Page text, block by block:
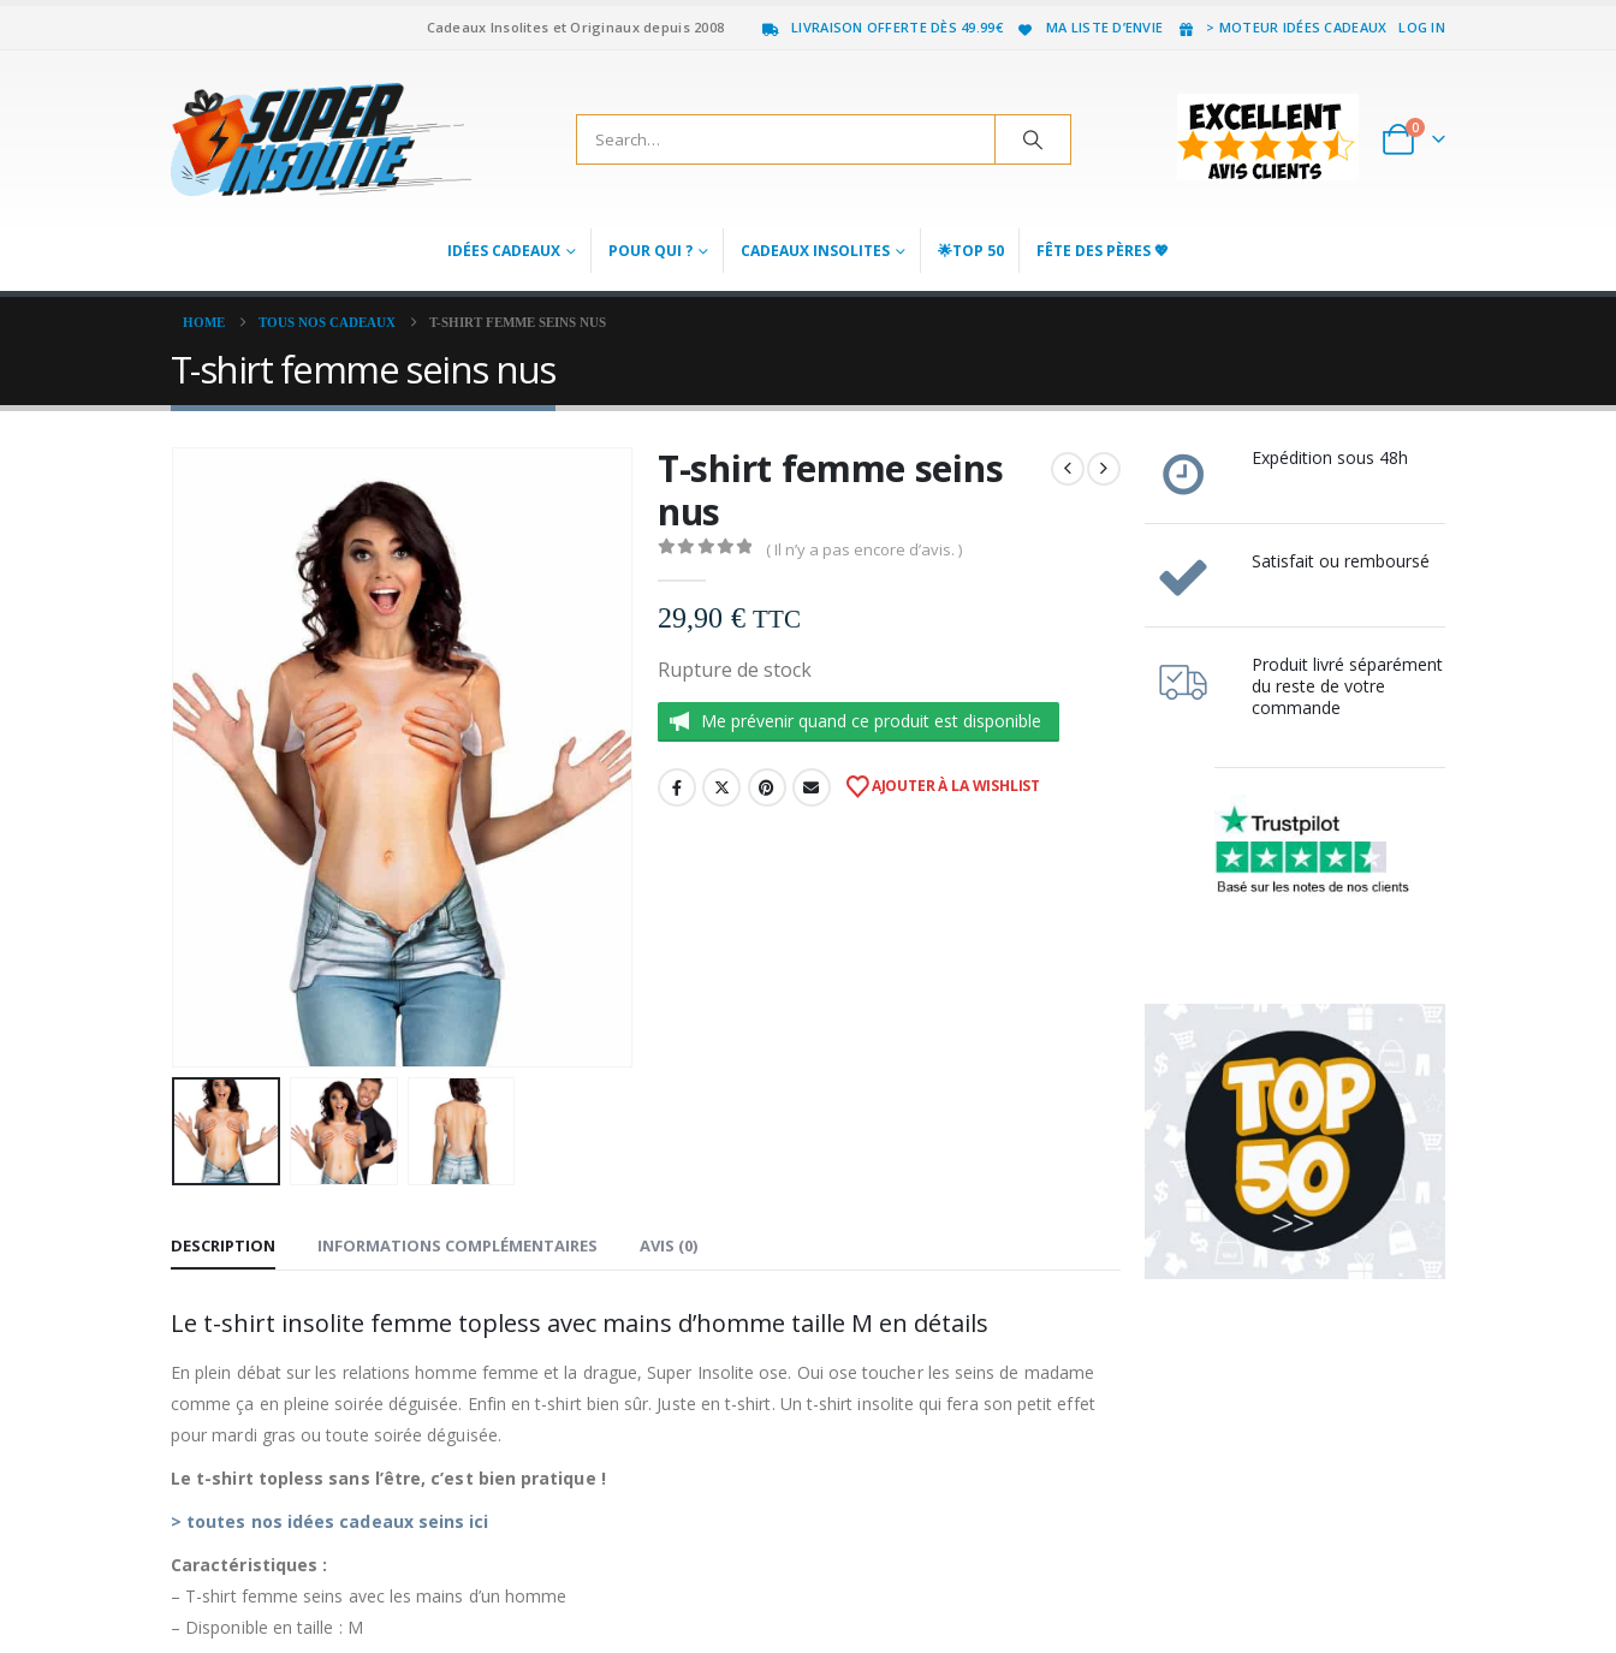
Cadeaux Insolites et Originaux depuis 2008 LIVRAISON OFFERTE DÈS 49.99€ MA LISTE D’ENVIE > MOTEUR IDÉES CADEAUX LOG IN
0
IDÉES CADEAUX POUR QUI ? CADEAUX INSOLITES 🌟TOP 50 FÊTE DES PÈRES 💖
HOME TOUS NOS CADEAUX T-SHIRT FEMME SEINS NUS
T-shirt femme seins nus
T-shirt femme seins
nus
( Il n’y a pas encore d’avis. )
29,90 € TTC
Rupture de stock
Me prévenir quand ce produit est disponible
AJOUTER À LA WISHLIST
DESCRIPTION INFORMATIONS COMPLÉMENTAIRES AVIS (0)
Le t-shirt insolite femme topless avec mains d’homme taille M en détails
En plein débat sur les relations homme femme et la drague, Super Insolite ose. Oui ose toucher les seins de madame
comme ça en pleine soirée déguisée. Enfin en t-shirt bien sûr. Juste en t-shirt. Un t-shirt insolite qui fera son petit effet
pour mardi gras ou toute soirée déguisée.
Le t-shirt topless sans l’être, c’est bien pratique !
> toutes nos idées cadeaux seins ici
Caractéristiques :
– T-shirt femme seins avec les mains d’un homme
– Disponible en taille : M
Expédition sous 48h
Satisfait ou remboursé
Produit livré séparément
du reste de votre
commande